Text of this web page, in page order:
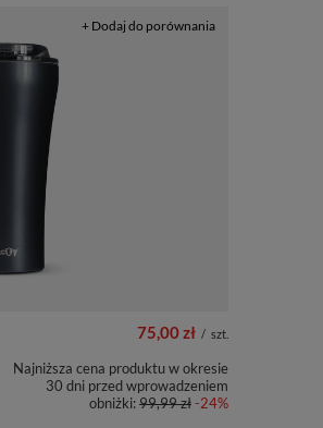
75,00 zł / szt.
Najniższa cena produktu w okresie
30 dni przed wprowadzeniem
obniżki:99,99 zł-24%
+ Dodaj do porównania